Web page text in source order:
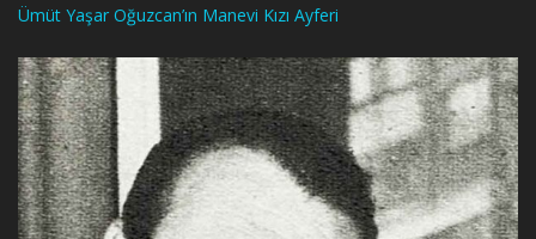
Ümüt Yaşar Oğuzcan’ın Manevi Kızı Ayferi